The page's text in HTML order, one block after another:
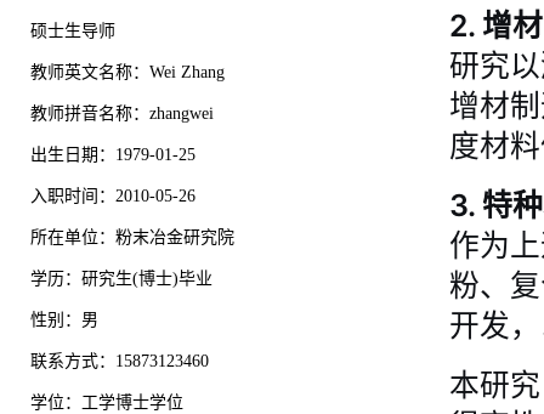
硕士生导师
教师英文名称：Wei Zhang
教师拼音名称：zhangwei
出生日期：1979-01-25
入职时间：2010-05-26
所在单位：粉末冶金研究院
学历：研究生(博士)毕业
性别：男
联系方式：15873123460
学位：工学博士学位
2. 增
研究
增材
度材
3. 特
作为
粉、
开发
本研